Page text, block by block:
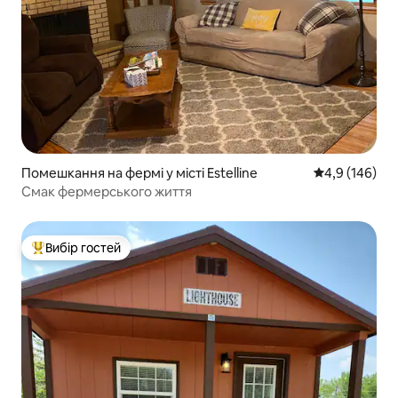
Помешкання на фермі у місті Estelline Середня
4,9 (146)
Смак фермерського життя
Топ вибір гостей
Вибір гостей